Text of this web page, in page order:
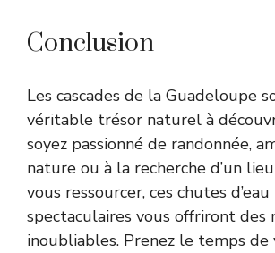
Conclusion
Les cascades de la Guadeloupe
véritable trésor naturel à
soyez passionné de randonnée,
nature ou à la recherche d’un
vous ressourcer, ces chutes d’eau
spectaculaires vous offriront des
inoubliables. Prenez le temps de